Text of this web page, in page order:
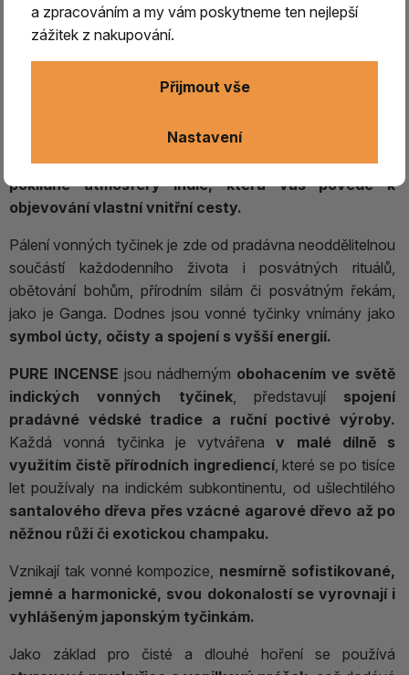
Vonné tyčinky - PURE INCENSE
Connoisseur Vintage, Ambergris
Obklopte se jemnými vůněmi a vstupte do spirituální
poklidné atmosféry Indie, která vás povede k
objevování vlastní vnitřní cesty.
Pálení vonných tyčinek je zde od pradávna neoddělitelnou
součástí každodenního života i posvátných rituálů,
obětování bohům, přírodním silám či posvátným řekám,
jako je Ganga. Dodnes jsou vonné tyčinky vnímány jako
symbol úcty, očisty a spojení s vyšší energií.
PURE INCENSE jsou nádherným obohacením ve světě
indických vonných tyčinek, představují spojení
pradávné védské tradice a ruční poctivé výroby.
Každá vonná tyčinka je vytvářenav malé dílně s
využitím čistě přírodních ingrediencí, které se po tisíce
let používaly na indickém subkontinentu, od ušlechtilého
santalového dřeva přes vzácné agarové dřevo až po
něžnou růži či exotickou champaku.
Vznikají tak vonné kompozice, nesmírně sofistikované,
jemné a harmonické, svou dokonalostí se vyrovnají i
vyhlášeným japonským tyčinkám.
Jako základ pro čisté a dlouhé hoření se používá
a zpracováním a my vám poskytneme ten nejlepší
zážitek z nakupování.
Nastavení
Přijmout vše